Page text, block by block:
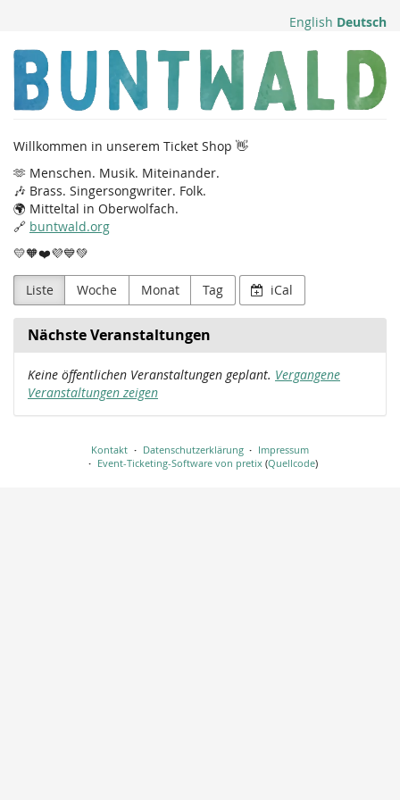
Inhalt
springen
English Deutsch
Buntwald
e.
V.
Willkommen in unserem Ticket Shop 👋
🫶 Menschen. Musik. Miteinander.
🎶 Brass. Singersongwriter. Folk.
🌍 Mitteltal in Oberwolfach.
🔗 buntwald.org
💛🧡❤️💜💙💚
Liste Woche Monat Tag iCal
Nächste Veranstaltungen
Keine öffentlichen Veranstaltungen geplant. Vergangene
Veranstaltungen zeigen
Kontakt Datenschutzerklärung
Impressum
Event-Ticketing-Software von pretix(Quellcode)